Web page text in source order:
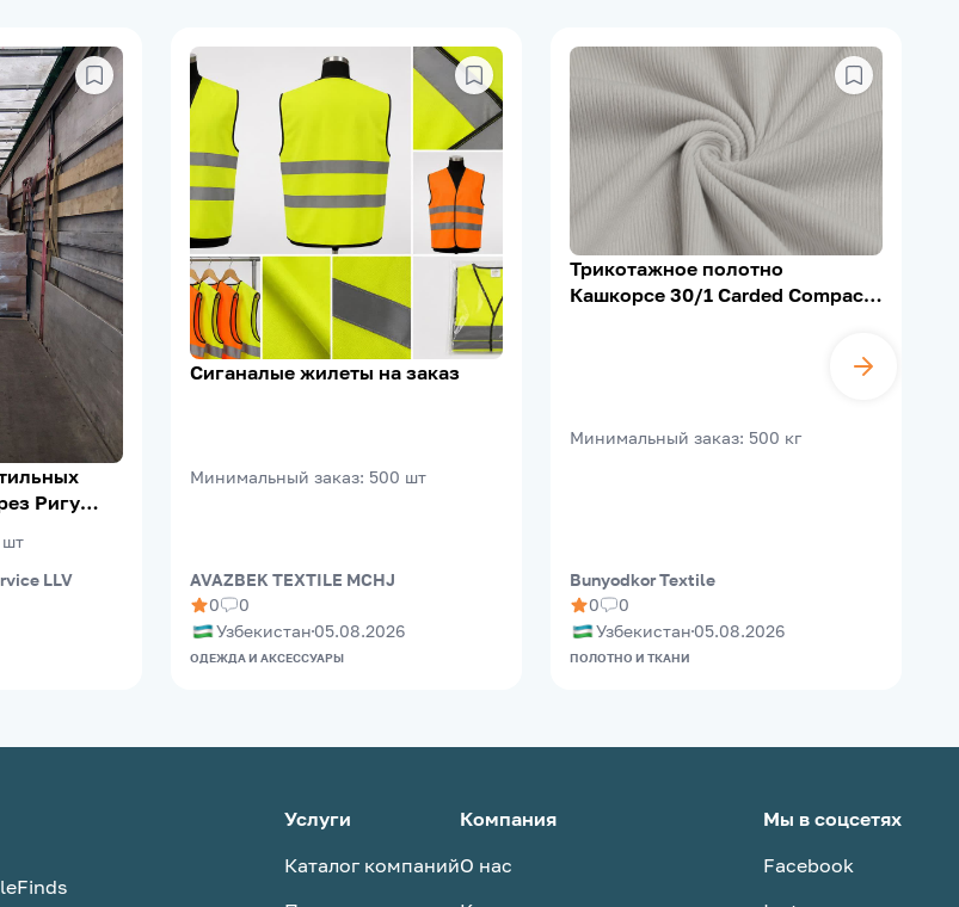
Ригу
шт
LLV
Сиганалые жилеты на заказ
Минимальный заказ: 500 шт
AVAZBEK TEXTILE MCHJ
0
0
Узбекистан 05.08.2026
ОДЕЖДА И АКСЕССУАРЫ
Трикотажное полотно
Кашкорсе 30/1 Carded Compact,
Минимальный заказ: 500 кг
Bunyodkor Textile
0
0
Узбекистан 05.08.2026
ПОЛОТНО И ТКАНИ
Услуги
Каталог компаний
Компания
О нас
Мы в соцсетях
Facebook